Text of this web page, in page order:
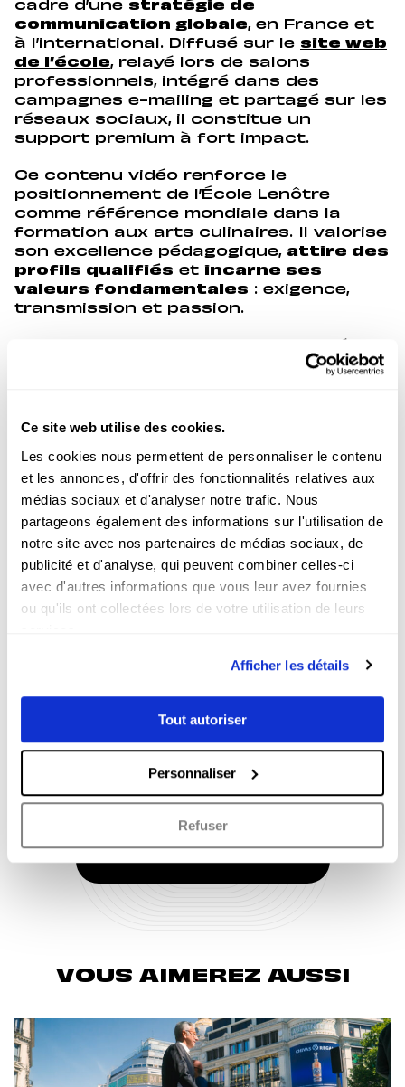
Ce site web utilise des cookies.
Les cookies nous permettent de personnaliser le contenu
et les annonces, d'offrir des fonctionnalités relatives aux
médias sociaux et d'analyser notre trafic. Nous
partageons également des informations sur l'utilisation de
notre site avec nos partenaires de médias sociaux, de
publicité et d'analyse, qui peuvent combiner celles-ci
avec d'autres informations que vous leur avez fournies
ou qu'ils ont collectées lors de votre utilisation de leurs
Afficher les détails
Tout autoriser
Personnaliser
Refuser
cadre d’une stratégie de
communication globale, en France et
à l’international. Diffusé sur le site web
de l’école, relayé lors de salons
professionnels, intégré dans des
campagnes e-mailing et partagé sur les
réseaux sociaux, il constitue un
support premium à fort impact.
Ce contenu vidéo renforce le
positionnement de l’École Lenôtre
comme référence mondiale dans la
formation aux arts culinaires. Il valorise
son excellence pédagogique, attire des
profils qualifiés et
incarne ses
valeurs fondamentales : exigence,
transmission et passion.
professionnels et porteurs de sens.
Vous aussi valorisez votre
ADN avec un film de marque
ChezCouloir 3, nous aidons les
entreprises et les marques à concevoir
des contenus vidéo à forte valeur
ajoutée.
marque élégant et immersif pour
votre savoir-faire ?
Contactez-nous pour en discuter !
VOUS AIMEREZ AUSSI